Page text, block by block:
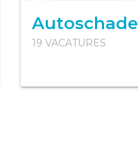
Autoschade
19 VACATURES